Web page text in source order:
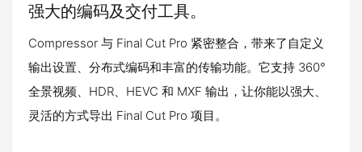
强大的编码及交付工具。
Compressor 与 Final Cut Pro 紧密整合，带来了自定义
输出设置、分布式编码和丰富的传输功能。它支持 360°
全景视频、HDR、HEVC 和 MXF 输出，让你能以强大、
灵活的方式导出 Final Cut Pro 项目。